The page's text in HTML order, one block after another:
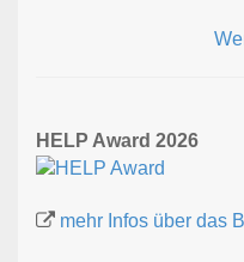
HELP Award 2026
mehr Infos über das